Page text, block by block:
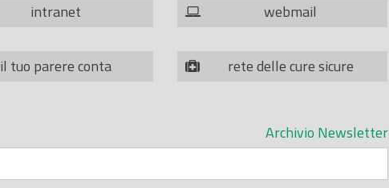
intranet webmail
il tuo parere conta rete delle cure sicure
Archivio Newsletter